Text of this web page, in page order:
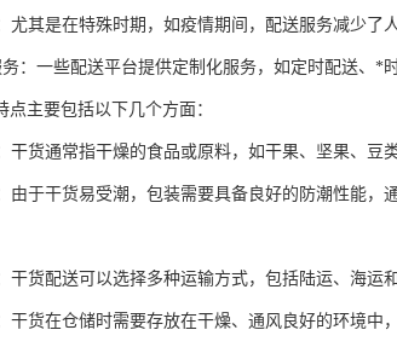
尤其是在特殊时期，如疫情期间，配送服务减少了
：一些配送平台提供定制化服务，如定时配送、*
点主要包括以下几个方面：
干货通常指干燥的食品或原料，如干果、坚果、豆
由于干货易受潮，包装需要具备良好的防潮性能
干货配送可以选择多种运输方式，包括陆运、海运
干货在仓储时需要存放在干燥、通风良好的环境中